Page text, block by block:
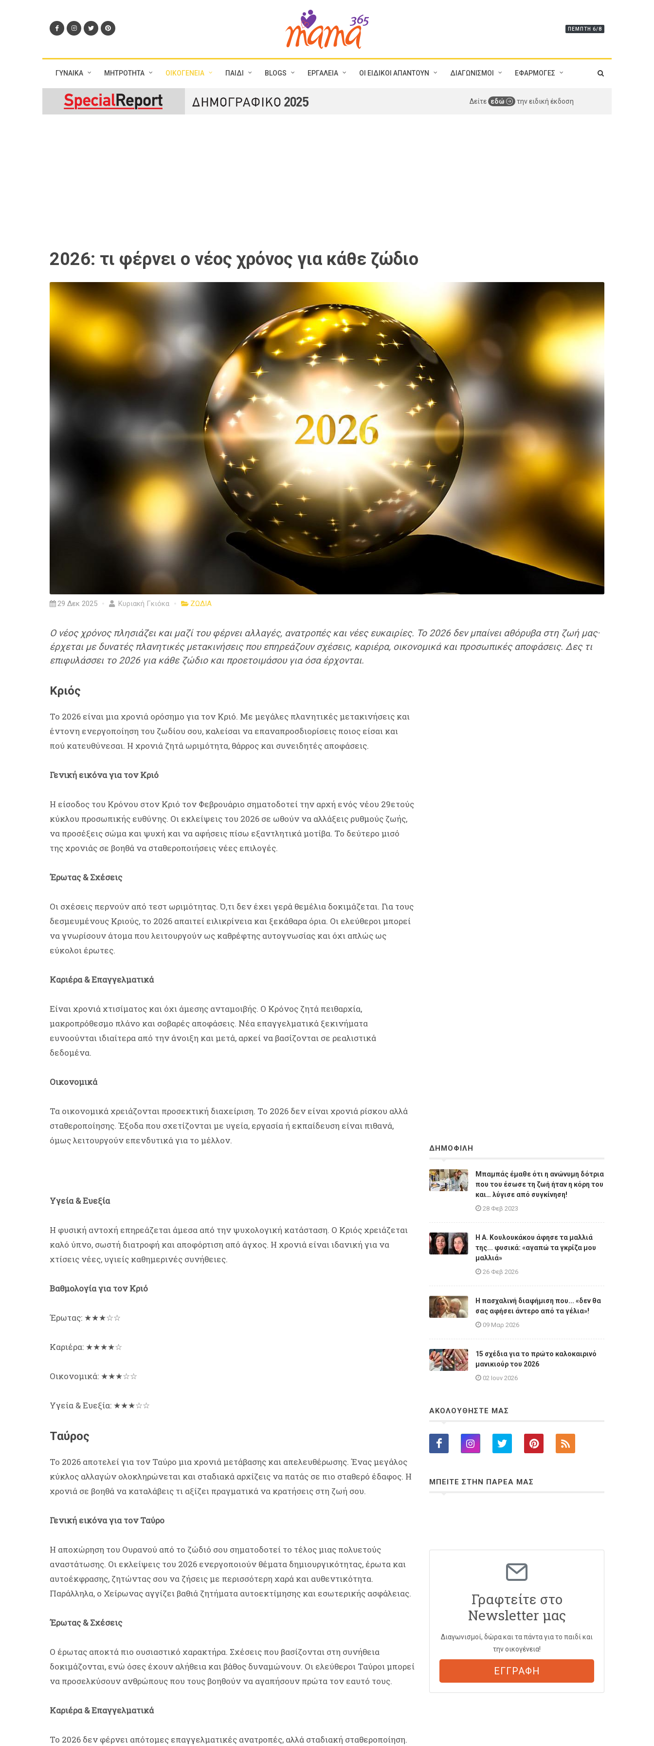
ΠΈΜΠΤΗ 6/8
ΓΥΝΑΙΚΑ ΜΗΤΡΟΤΗΤΑ ΟΙΚΟΓΕΝΕΙΑ ΠΑΙΔΙ BLOGS ΕΡΓΑΛΕΙΑ ΟΙ ΕΙΔΙΚΟΙ ΑΠΑΝΤΟΥΝ ΔΙΑΓΩΝΙΣΜΟΙ ΕΦΑΡΜΟΓΕΣ
Δείτε εδώ την ειδική έκδοση
2026: τι φέρνει ο νέος χρόνος για κάθε ζώδιο
29 Δεκ 2025 Κυριακή Γκιόκα ΖΩΔΙΑ
Ο νέος χρόνος πλησιάζει και μαζί του φέρνει αλλαγές, ανατροπές και νέες ευκαιρίες. Το 2026 δεν μπαίνει αθόρυβα στη ζωή μας·
έρχεται με δυνατές πλανητικές μετακινήσεις που επηρεάζουν σχέσεις, καριέρα, οικονομικά και προσωπικές αποφάσεις. Δες τι
επιφυλάσσει το 2026 για κάθε ζώδιο και προετοιμάσου για όσα έρχονται.
Κριός
Το 2026 είναι μια χρονιά ορόσημο για τον Κριό. Με μεγάλες πλανητικές μετακινήσεις και
έντονη ενεργοποίηση του ζωδίου σου, καλείσαι να επαναπροσδιορίσεις ποιος είσαι και
πού κατευθύνεσαι. Η χρονιά ζητά ωριμότητα, θάρρος και συνειδητές αποφάσεις.
Γενική εικόνα για τον Κριό
Η είσοδος του Κρόνου στον Κριό τον Φεβρουάριο σηματοδοτεί την αρχή ενός νέου 29ετούς
κύκλου προσωπικής ευθύνης. Οι εκλείψεις του 2026 σε ωθούν να αλλάξεις ρυθμούς ζωής,
να προσέξεις σώμα και ψυχή και να αφήσεις πίσω εξαντλητικά μοτίβα. Το δεύτερο μισό
της χρονιάς σε βοηθά να σταθεροποιήσεις νέες επιλογές.
Έρωτας & Σχέσεις
Οι σχέσεις περνούν από τεστ ωριμότητας. Ό,τι δεν έχει γερά θεμέλια δοκιμάζεται. Για τους
δεσμευμένους Κριούς, το 2026 απαιτεί ειλικρίνεια και ξεκάθαρα όρια. Οι ελεύθεροι μπορεί
να γνωρίσουν άτομα που λειτουργούν ως καθρέφτης αυτογνωσίας και όχι απλώς ως
εύκολοι έρωτες.
Καριέρα & Επαγγελματικά
Είναι χρονιά χτισίματος και όχι άμεσης ανταμοιβής. Ο Κρόνος ζητά πειθαρχία,
μακροπρόθεσμο πλάνο και σοβαρές αποφάσεις. Νέα επαγγελματικά ξεκινήματα
ευνοούνται ιδιαίτερα από την άνοιξη και μετά, αρκεί να βασίζονται σε ρεαλιστικά
δεδομένα.
Οικονομικά
Τα οικονομικά χρειάζονται προσεκτική διαχείριση. Το 2026 δεν είναι χρονιά ρίσκου αλλά
σταθεροποίησης. Έξοδα που σχετίζονται με υγεία, εργασία ή εκπαίδευση είναι πιθανά,
όμως λειτουργούν επενδυτικά για το μέλλον.
Υγεία & Ευεξία
Η φυσική αντοχή επηρεάζεται άμεσα από την ψυχολογική κατάσταση. Ο Κριός χρειάζεται
καλό ύπνο, σωστή διατροφή και αποφόρτιση από άγχος. Η χρονιά είναι ιδανική για να
χτίσεις νέες, υγιείς καθημερινές συνήθειες.
Βαθμολογία για τον Κριό
Έρωτας: ★★★☆☆
Καριέρα: ★★★★☆
Οικονομικά: ★★★☆☆
Υγεία & Ευεξία: ★★★☆☆
Ταύρος
Το 2026 αποτελεί για τον Ταύρο μια χρονιά μετάβασης και απελευθέρωσης. Ένας μεγάλος
κύκλος αλλαγών ολοκληρώνεται και σταδιακά αρχίζεις να πατάς σε πιο σταθερό έδαφος. Η
χρονιά σε βοηθά να καταλάβεις τι αξίζει πραγματικά να κρατήσεις στη ζωή σου.
Γενική εικόνα για τον Ταύρο
Η αποχώρηση του Ουρανού από το ζώδιό σου σηματοδοτεί το τέλος μιας πολυετούς
αναστάτωσης. Οι εκλείψεις του 2026 ενεργοποιούν θέματα δημιουργικότητας, έρωτα και
αυτοέκφρασης, ζητώντας σου να ζήσεις με περισσότερη χαρά και αυθεντικότητα.
Παράλληλα, ο Χείρωνας αγγίζει βαθιά ζητήματα αυτοεκτίμησης και εσωτερικής ασφάλειας.
Έρωτας & Σχέσεις
Ο έρωτας αποκτά πιο ουσιαστικό χαρακτήρα. Σχέσεις που βασίζονται στη συνήθεια
δοκιμάζονται, ενώ όσες έχουν αλήθεια και βάθος δυναμώνουν. Οι ελεύθεροι Ταύροι μπορεί
να προσελκύσουν ανθρώπους που τους βοηθούν να αγαπήσουν πρώτα τον εαυτό τους.
Καριέρα & Επαγγελματικά
Το 2026 δεν φέρνει απότομες επαγγελματικές ανατροπές, αλλά σταδιακή σταθεροποίηση.
ΔΗΜΟΦΙΛΗ
Μπαμπάς έμαθε ότι η ανώνυμη δότρια
που του έσωσε τη ζωή ήταν η κόρη του
και… λύγισε από συγκίνηση!
28 Φεβ 2023
Η A. Κουλουκάκου άφησε τα μαλλιά
της... φυσικά: «αγαπώ τα γκρίζα μου
μαλλιά»
26 Φεβ 2026
Η πασχαλινή διαφήμιση που... «δεν θα
σας αφήσει άντερο από τα γέλια»!
09 Μαρ 2026
15 σχέδια για το πρώτο καλοκαιρινό
μανικιούρ του 2026
02 Ιουν 2026
ΑΚΟΛΟΥΘΗΣΤΕ ΜΑΣ
ΜΠΕΙΤΕ ΣΤΗΝ ΠΑΡΕΑ ΜΑΣ
Γραφτείτε στο
Newsletter μας
Διαγωνισμοί, δώρα και τα πάντα για το παιδί και
την οικογένεια!
ΕΓΓΡΑΦΗ